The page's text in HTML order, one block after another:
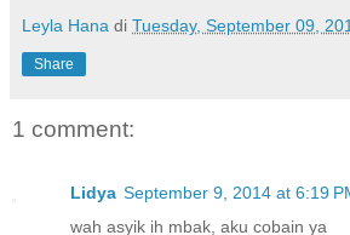
Leyla Hana di Tuesday, September 09,
Share
1 comment:
Lidya September 9, 2014 at 6:19
wah asyik ih mbak, aku cobain ya